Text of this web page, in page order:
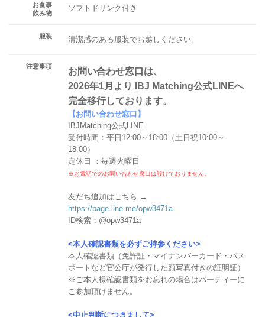
お食事
飲み物
ソフトドリンク付き
服装 清潔感のある服装でお越しください。
注意事項
お問い合わせ窓口は、
2026年1月より IBJ Matching公式LINEへ
完全移行しております。
【お問い合わせ窓口】
IBJMatching公式LINE
受付時間：平日12:00～18:00（土日祝10:00～
18:00）
定休日 ：毎週火曜日
※お電話でのお問い合わせ窓口は設けておりません。
友だち追加はこちら →
https://page.line.me/opw3471a
ID検索：@opw3471a
<本人確認書類を必ずご持参ください>
本人確認書類（免許証・マイナンバーカード・パス
ポートなど官公庁が発行した顔写真付きの証明証）
※ご本人様確認書類をお忘れの場合はパーティーに
ご参加頂けません。
<中止判断につきまして>